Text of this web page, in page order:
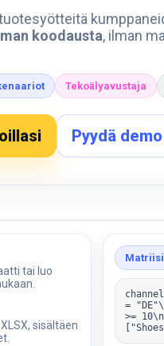
koodausta, ilman
Tekoälyavustaja
Pyydä demo
tai luo
sisältäen
=
>=